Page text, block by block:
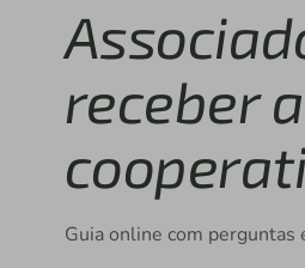
receber
Guia online com perguntas